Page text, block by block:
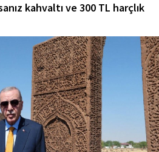
kahvaltı ve 300 TL harçlık